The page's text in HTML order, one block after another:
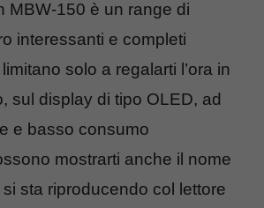
MBW-150 è un range di
interessanti e completi
solo a regalarti l’ora in
sul display di tipo OLED, ad
e basso consumo
mostrarti anche il nome
sta riproducendo col lettore